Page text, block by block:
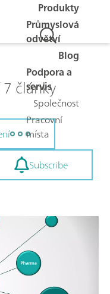
Produkty
Průmyslová
odvětví
Blog
Podpora a
servis
Společnost
Pracovní
místa
7 články
Subscribe